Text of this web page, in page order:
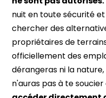
nuit en toute sécurité
chercher des
propriétaires de
officiellement des
dérangeras ni la
n'auras pas à te soucier